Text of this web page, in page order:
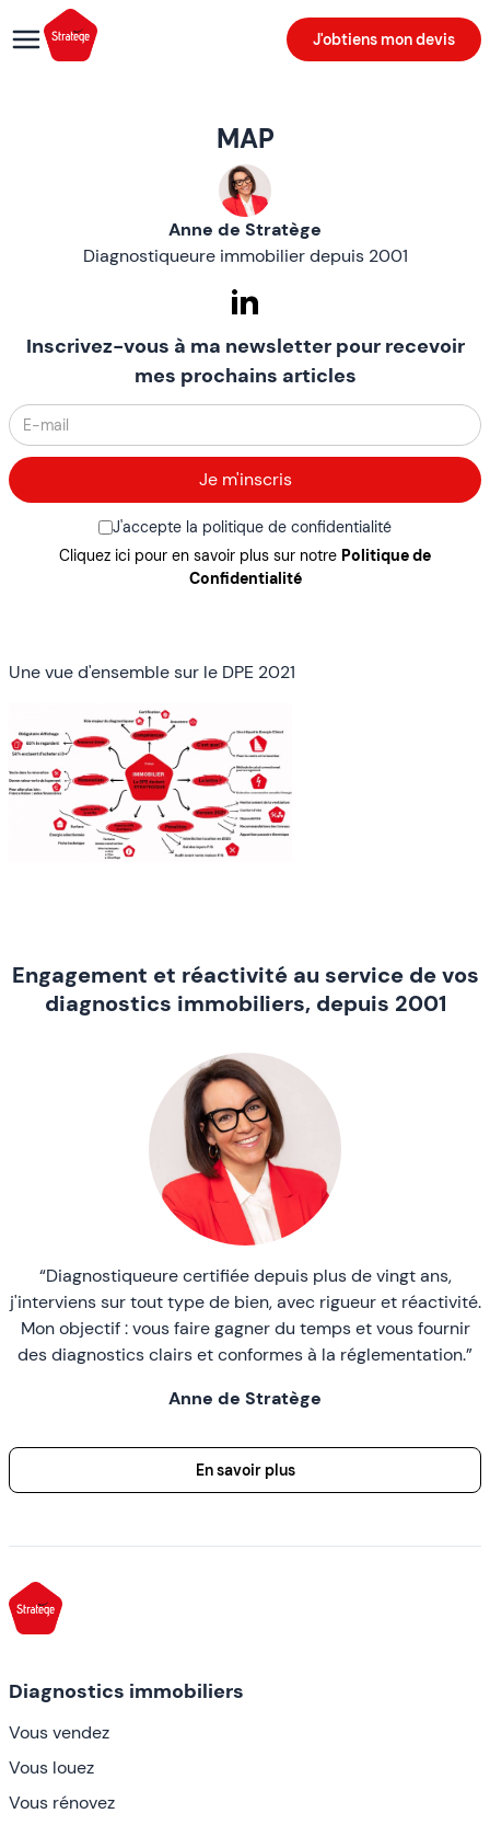
J'obtiens mon devis
MAP
Anne de Stratège
Diagnostiqueure immobilier depuis 2001
Inscrivez-vous à ma newsletter pour recevoir
mes prochains articles
J'accepte la politique de confidentialité
Cliquez ici pour en savoir plus sur notre Politique de
Confidentialité
Une vue d'ensemble sur le DPE 2021
Engagement et réactivité au service de vos
diagnostics immobiliers, depuis 2001
“Diagnostiqueure certifiée depuis plus de vingt ans,
j'interviens sur tout type de bien, avec rigueur et réactivité.
Mon objectif : vous faire gagner du temps et vous fournir
des diagnostics clairs et conformes à la réglementation.”
Anne de Stratège
En savoir plus
Diagnostics immobiliers
Vous vendez
Vous louez
Vous rénovez